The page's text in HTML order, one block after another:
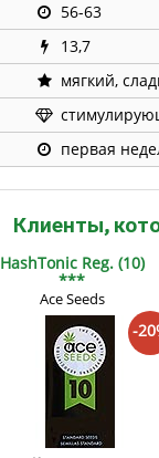
56-63
13,7
мягкий,
первая
Клиенты,
HashTonic Reg. (10)
***
Ace Seeds
-